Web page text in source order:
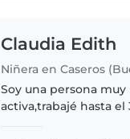
Claudia Edith
Soy una persona muy
activa,trabajé hasta el